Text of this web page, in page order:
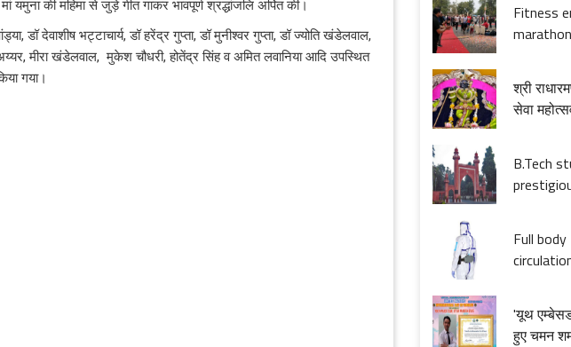
की महिमा से जुड़े गीत गाकर भावपूर्ण श्रद्धांजलि अर्पित की।
डॉ देवाशीष भट्टाचार्य, डॉ हरेंद्र गुप्ता, डॉ मुनीश्वर गुप्ता, डॉ ज्योति खंडेलवाल,
मीरा खंडेलवाल, मुकेश चौधरी, होतेंद्र सिंह व अमित लवानिया आदि उपस्थित
गया।
Fitness
श्री
सेवा
B.Tech
Full
'यूथ
हुए चमन